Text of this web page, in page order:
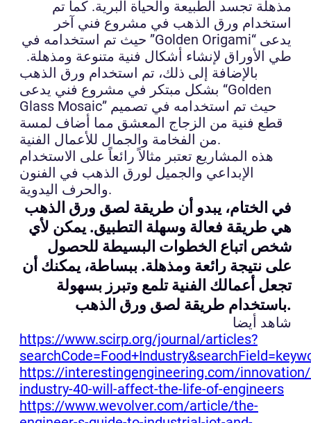
مذهلة تجسد الطبيعة والحياة البرية. كما تم
استخدام ورق الذهب في مشروع فني آخر
يدعى “Golden Origami” حيث تم استخدامه في
طي الأوراق لإنشاء أشكال فنية متنوعة ومذهلة.
بالإضافة إلى ذلك، تم استخدام ورق الذهب
بشكل مبتكر في مشروع فني يدعى “Golden
Glass Mosaic” حيث تم استخدامه في تصميم
قطع فنية من الزجاج المعشق مما أضاف لمسة
من الفخامة والجمال للأعمال الفنية.
هذه المشاريع تعتبر مثالاً رائعاً على الاستخدام
الإبداعي والجميل لورق الذهب في الفنون
والحرف اليدوية.
في الختام، يبدو أن طريقة لصق ورق الذهب
هي طريقة فعالة وسهلة التطبيق. يمكن لأي
شخص اتباع الخطوات البسيطة للحصول
على نتيجة رائعة ومذهلة. ببساطة، يمكنك أن
تجعل أعمالك الفنية تلمع وتبرز بسهولة
باستخدام طريقة لصق ورق الذهب.
شاهد أيضا
https://www.scirp.org/journal/articles?
https://interestingengineering.com/
industry-40-will-affect-the-life-of-engineers
https://www.wevolver.com/article/the-